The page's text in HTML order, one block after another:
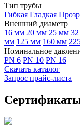
Тип трубы
Гибкая Гладкая
Внешний диаметр
16 мм 20 мм 25 мм
мм 125 мм 160 мм
Номинальное
PN 6 PN 10 PN 16
Скачать каталог
Запрос прайс-листа